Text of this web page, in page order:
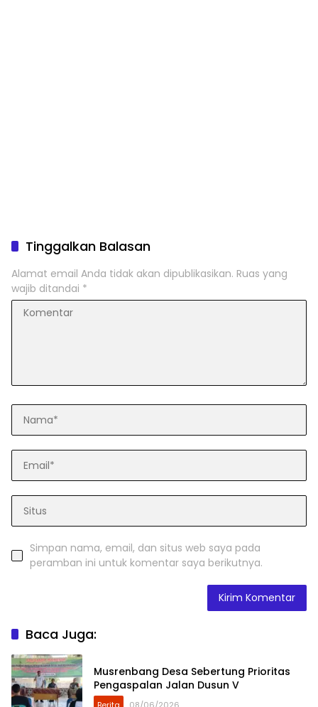
Tinggalkan Balasan
Alamat email Anda tidak akan dipublikasikan. Ruas yang
wajib ditandai *
Simpan nama, email, dan situs web saya pada
peramban ini untuk komentar saya berikutnya.
Baca Juga:
Musrenbang Desa Sebertung Prioritas
Pengaspalan Jalan Dusun V